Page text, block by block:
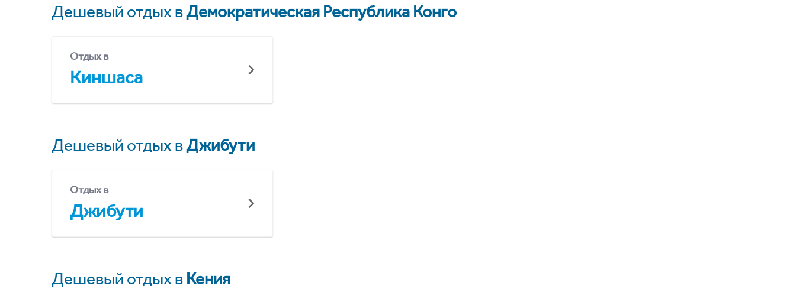
Дешевый отдых вДемократическая Республика Конго
Отдых в
Киншаса
Дешевый отдых вДжибути
Отдых в
Джибути
Дешевый отдых в Кения